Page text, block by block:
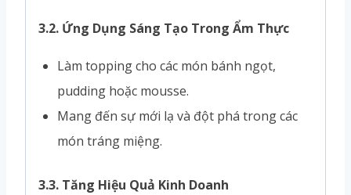
3.2. Ứng Dụng Sáng Tạo Trong Ẩm Thực
Làm topping cho các món bánh ngọt,
pudding hoặc mousse.
Mang đến sự mới lạ và đột phá trong các
món tráng miệng.
3.3. Tăng Hiệu Quả Kinh Doanh